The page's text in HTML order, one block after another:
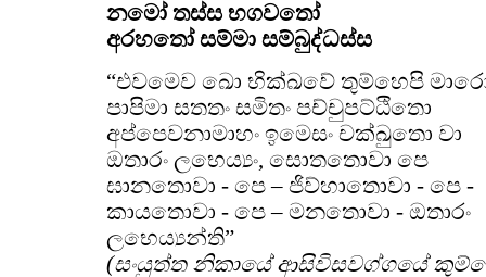
නමෝ තස්ස භගවතෝ
අරහතෝ සම්මා සම්බුද්ධස්ස
“එවමෙව ඛො භික්ඛවේ තුම්හෙපි
පාපිමා සතතං සමිතං පච්චුපට්ඨිතො
අප්පෙවනාමාහං ඉමෙසං චක්ඛුතො වා
ඔතාරං ලභෙය්‍යං, සොතතොවා පෙ
ඝානතොවා - පෙ – ජිව්හාතොවා - පෙ -
කායතොවා - පෙ – මනතොවා - ඔතාරං
ලභෙය්‍යන්ති”
(සංයුත්ත නිකායේ ආසිවිසවග්ගයේ